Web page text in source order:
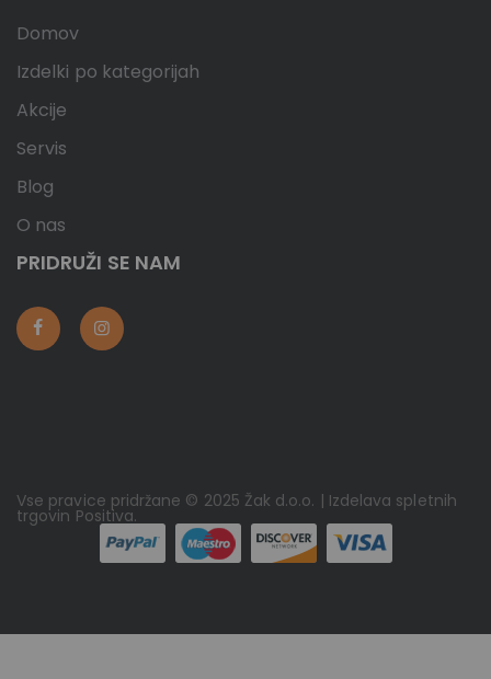
Domov
Izdelki po kategorijah
Akcije
Servis
Blog
O nas
PRIDRUŽI SE NAM
Vse pravice pridržane © 2025 Žak d.o.o. | Izdelava spletnih
trgovin Positiva.